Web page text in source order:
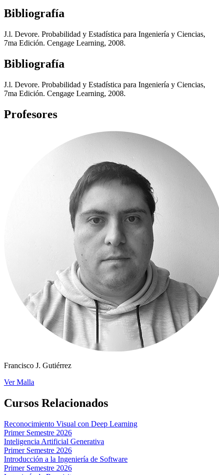
Bibliografía
J.l. Devore. Probabilidad y Estadística para Ingeniería y Ciencias,
7ma Edición. Cengage Learning, 2008.
Bibliografía
J.l. Devore. Probabilidad y Estadística para Ingeniería y Ciencias,
7ma Edición. Cengage Learning, 2008.
Profesores
Francisco J. Gutiérrez
Ver Malla
Cursos Relacionados
Reconocimiento Visual con Deep Learning
Primer Semestre 2026
Inteligencia Artificial Generativa
Primer Semestre 2026
Introducción a la Ingeniería de Software
Primer Semestre 2026